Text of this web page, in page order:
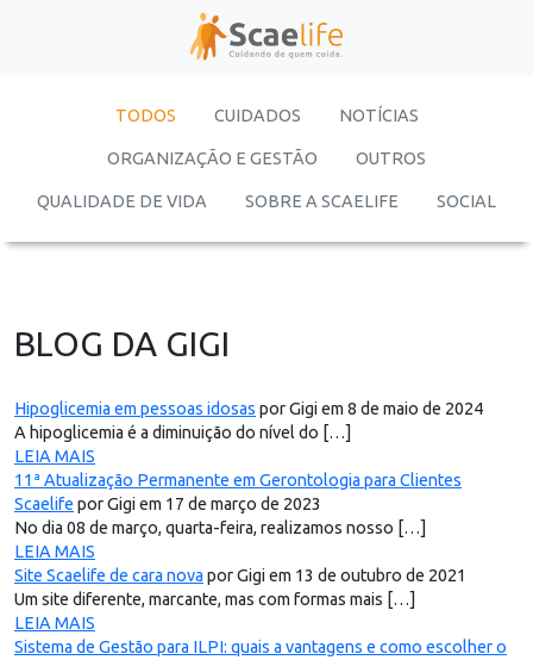
TODOS CUIDADOS NOTÍCIAS
ORGANIZAÇÃO E GESTÃO OUTROS
QUALIDADE DE VIDA SOBRE A SCAELIFE SOCIAL
BLOG DA GIGI
Hipoglicemia em pessoas idosas por Gigi em 8 de maio de 2024
A hipoglicemia é a diminuição do nível do […]
LEIA MAIS
11ª Atualização Permanente em Gerontologia para Clientes
Scaelife por Gigi em 17 de março de 2023
No dia 08 de março, quarta-feira, realizamos nosso […]
LEIA MAIS
Site Scaelife de cara nova por Gigi em 13 de outubro de 2021
Um site diferente, marcante, mas com formas mais […]
LEIA MAIS
Sistema de Gestão para ILPI: quais a vantagens e como escolher o